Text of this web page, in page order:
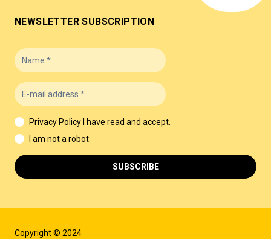
Copyright © 2024
NEWSLETTER SUBSCRIPTION
Privacy Policy
I have read and accept.
I am not a robot.
SUBSCRIBE